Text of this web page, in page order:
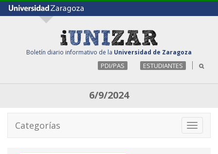
Boletín diario informativo de la Universidad de Zaragoza
PDI/PAS ESTUDIANTES
6/9/2024
Toggle
Categorías